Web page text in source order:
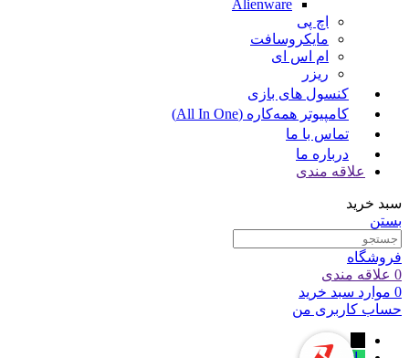
Alienware
اچ پی
مایکروسافت
ام اس ای
ریزر
کنسول های بازی
کامپیوتر همه‌کاره (All In One)
تماس با ما
درباره ما
علاقه مندی
سبد خرید
بستن
فروشگاه
0 علاقه مندی
0 موارد سبد خرید
حساب کاربری من